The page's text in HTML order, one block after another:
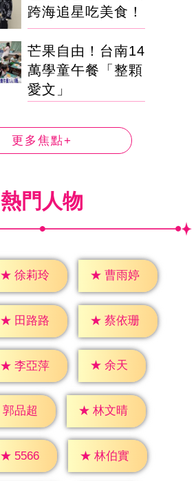
跨海追星吃美食！
芒果自由！台南14
萬學童午餐「整顆
愛文」
更多焦點+
熱門人物
★ 徐莉玲 ★ 曹雨婷
★ 田路路 ★ 蔡依珊
★ 李亞萍 ★ 余天
郭品超 ★ 林文晴
★ 5566 ★ 林伯實